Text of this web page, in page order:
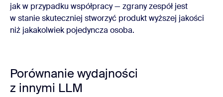
jak w przypadku współpracy — zgrany zespół jest
w stanie skuteczniej stworzyć produkt wyższej jakości
niż jakakolwiek pojedyncza osoba.
Porównanie wydajności
z innymi LLM